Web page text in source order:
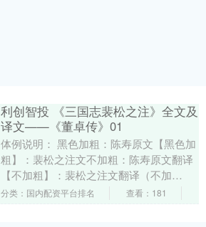
利创智投 《三国志裴松之注》全文及
译文——《董卓传》01
体例说明： 黑色加粗：陈寿原文【黑色加
粗】：裴松之注文不加粗：陈寿原文翻译
【不加粗】：裴松之注文翻译（不加
粗）：小凡读史加注 卷六 魏书六 董二袁
分类：国内配资平台排名 查看：181